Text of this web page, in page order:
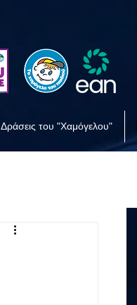
Δράσεις του "Χαμόγελου"